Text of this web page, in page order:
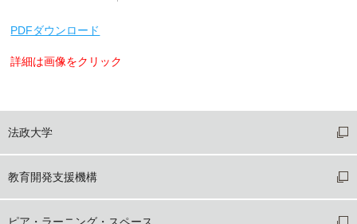
PDFダウンロード
詳細は画像をクリック
法政大学
教育開発支援機構